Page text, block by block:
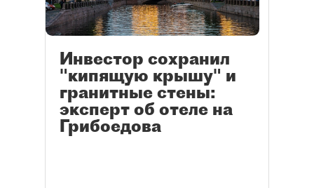
Инвестор сохранил
"кипящую крышу" и
гранитные стены:
эксперт об отеле на
Грибоедова